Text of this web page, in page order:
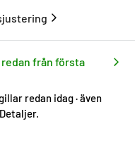
från första
redan idag · även
Detaljer.